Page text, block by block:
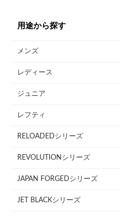
用途から探す
メンズ
レディース
ジュニア
レフティ
RELOADEDシリーズ
REVOLUTIONシリーズ
JAPAN FORGEDシリーズ
JET BLACKシリーズ